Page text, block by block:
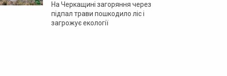
На Черкащині загоряння через
підпал трави пошкодило ліс і
загрожує екології